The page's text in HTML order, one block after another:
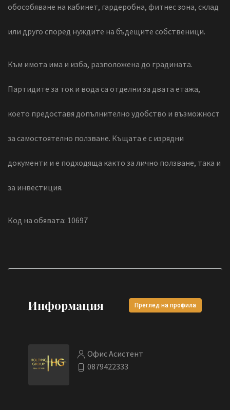
обособяване на кабинет, гардеробна, фитнес зона, склад
или друго според нуждите на бъдещите собственици.
Към имота има и изба, разположена до градината.
Партидите за ток и вода са отделни за двата етажа,
което предоставя допълнително удобство и възможност
за самостоятелно ползване. Къщата е с изрядни
документи и е подходяща както за лично ползване, така и
за инвестиция.
Код на обявата: 10697
Информация Преглед на профила
Офис Асистент
0879422333